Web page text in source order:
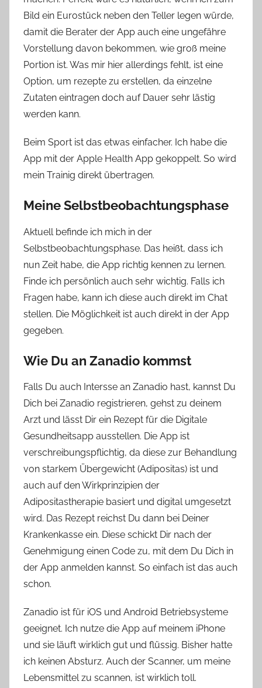
Bild ein Eurostück neben den Teller legen würde,
damit die Berater der App auch eine ungefähre
Vorstellung davon bekommen, wie groß meine
Portion ist. Was mir hier allerdings fehlt, ist eine
Option, um rezepte zu erstellen, da einzelne
Zutaten eintragen doch auf Dauer sehr lästig
werden kann.
Beim Sport ist das etwas einfacher. Ich habe die
App mit der Apple Health App gekoppelt. So wird
mein Trainig direkt übertragen.
Meine Selbstbeobachtungsphase
Aktuell befinde ich mich in der
Selbstbeobachtungsphase. Das heißt, dass ich
nun Zeit habe, die App richtig kennen zu lernen.
Finde ich persönlich auch sehr wichtig. Falls ich
Fragen habe, kann ich diese auch direkt im Chat
stellen. Die Möglichkeit ist auch direkt in der App
gegeben.
Wie Du an Zanadio kommst
Falls Du auch Intersse an Zanadio hast, kannst Du
Dich bei Zanadio registrieren, gehst zu deinem
Arzt und lässt Dir ein Rezept für die Digitale
Gesundheitsapp ausstellen. Die App ist
verschreibungspflichtig, da diese zur Behandlung
von starkem Übergewicht (Adipositas) ist und
auch auf den Wirkprinzipien der
Adipositastherapie basiert und digital umgesetzt
wird. Das Rezept reichst Du dann bei Deiner
Krankenkasse ein. Diese schickt Dir nach der
Genehmigung einen Code zu, mit dem Du Dich in
der App anmelden kannst. So einfach ist das auch
schon.
Zanadio ist für iOS und Android Betriebsysteme
geeignet. Ich nutze die App auf meinem iPhone
und sie läuft wirklich gut und flüssig. Bisher hatte
ich keinen Absturz. Auch der Scanner, um meine
Lebensmittel zu scannen, ist wirklich toll.